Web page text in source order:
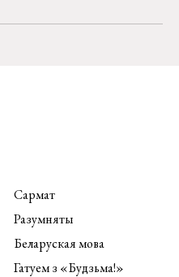
Сармат
Разумняты
Беларуская мова
Гатуем з «Будзьма!»